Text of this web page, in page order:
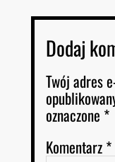
Dodaj
Twój adres
oznaczone *
Komentarz*